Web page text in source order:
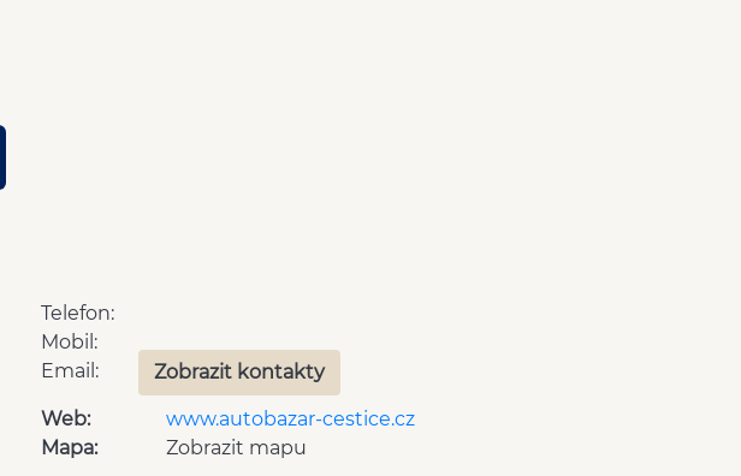
Telefon:
Mobil:
Email:
Zobrazit kontakty
Web:
www.autobazar-cestice.cz
Mapa:
Zobrazit mapu